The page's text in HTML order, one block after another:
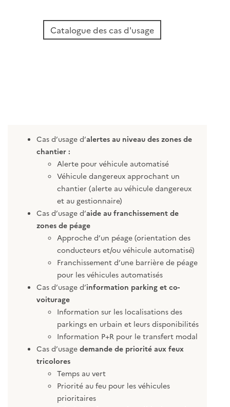
Catalogue des cas d'usage
Cas d’usage d’alertes au niveau des zones de
chantier :
Alerte pour véhicule automatisé
Véhicule dangereux approchant un
chantier (alerte au véhicule dangereux
et au gestionnaire)
Cas d’usage d’aide au franchissement de
zones de péage
Approche d’un péage (orientation des
conducteurs et/ou véhicule automatisé)
Franchissement d’une barrière de péage
pour les véhicules automatisés
Cas d’usage d’information parking et co-
voiturage
Information sur les localisations des
parkings en urbain et leurs disponibilités
Information P+R pour le transfert modal
Cas d’usage demande de priorité aux feux
tricolores
Temps au vert
Priorité au feu pour les véhicules
prioritaires